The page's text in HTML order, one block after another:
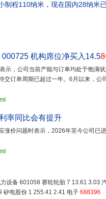
制程110纳米，现在国内28纳米
机构席位净买入14.58
示，公司当前产能与订单均处于饱满
订单周期已超过一年。6月以来，公
率同比会有提升
涨价问题时表示，2026年至今公司已
设备 601058 赛轮轮胎 7 13.61 3.03
矽电股份 1 255.41 2.41 电子 688396